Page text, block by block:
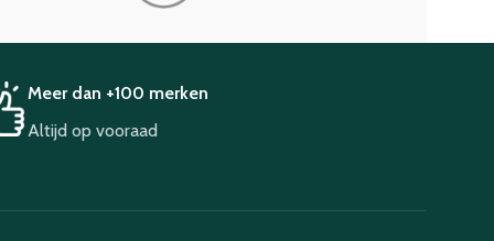
Meer dan +100 merken
Altijd op vooraad